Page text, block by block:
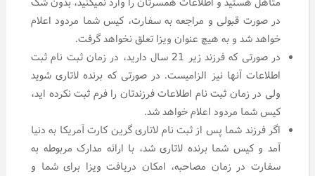
در صورت قبولی و مراجعه به سفارت، کیس شما مردود اعلام
خواهد شد و به هیچ عنوان ویزا تعلق نخواهد گرفت.
در صورتی که فرزند زیر 21 سال دارید، در زمان ثبت نام ثبت
اطلاعات آنها نیز الزامیست. در صورتی که برنده لاتاری شوید
ولی در زمان ثبت نام اطلاعات فرزندتان را فرم ثبت نکرده اید،
کیس شما مردود اعلام خواهد شد.
اگر فرزند شما پس از ثبت نام لاتاری گرین کارت آمریکا به دنیا
آمد و کیس شما برنده لاتاری شد، با ارائه مدارک مربوطه به
سفارت در زمان مصاحبه، امکان دریافت ویزا برای شما و